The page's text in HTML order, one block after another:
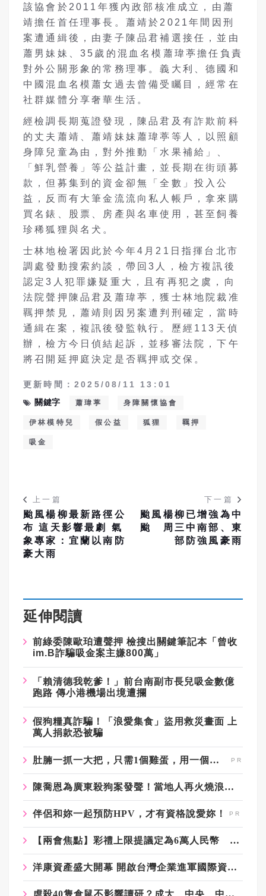
該協會於2011年獲內政部核准成立，由蕭
靖擔任首任理事長。蕭靖於2021年間因刑
案遭通緝後，由妻子陳品君補選接任，並由
蕭男妹妹、35歲的混血名模蕭瑋葶擔任負責
對外公關形象的常務理事。義大利、德國和
中國混血名模蕭女過去曾備受矚目，經常在
社群媒體分享奢華生活。
經檢調長期蒐證發現，陳品君及有詐欺前科
的丈夫蕭靖、蕭靖妹妹蕭瑋葶等人，以照顧
身障兒童為由，對外推動「水果補給」、
「鮮乳營養」等公益計畫，並長期在街頭募
款，但募集到的資金卻無「全數」投入公
益，反而有大筆金流流向私人帳戶，拿來購
買名錶、股票、房產與名車使用，甚至飼養
珍稀狐狸與名犬。
士林地檢署因此於今年4月21日指揮台北市
調處發動搜索約談，帶回3人，檢方複訊後
認定3人犯罪嫌疑重大，且有再犯之虞，向
法院聲押陳品君及蕭瑋葶，獲士林地院裁准
羈押禁見，蕭靖則因另案遭判刑確定，當時
通緝在案，複訊後發監執行。歷經113天偵
辦，檢方今日偵結起訴，並移審法院，下午
將召開延押庭決定是否羈押或交保。
更新時間：2025/08/11 13:01
關鍵字
蕭瑋葶 身障關懷協會
伊林模特兒 假公益 狐狸 羈押
吸金
上一篇
颱風楊柳最新路徑公
布 這天影響最劇 氣
象專家：宜蘭以南防
豪大雨
下一篇
颱風楊柳已增強為中
颱 周三中南部、東
部防強風豪雨
延伸閱讀
前綠委陳歐珀遭聲押 檢搜出關鍵筆記本「曾收
im.B詐騙吸金案主嫌800萬」
「賴清德我乾爹！」前台南副市長兒吸金數億
跑路 傳小港機場出境遭攔
假狗糧真詐騙！「浪愛集食」盜用救災畫面 上
萬人捐款恐被騙
肚腩一抓一大把，只需1個雞蛋，用一個瘦一個
陳喬恩為廣東殺狗案發聲！當地人再火燒浪犬 各地電視牆齊亮起「旺旺一家」
伴侶和妳一起預防HPV，才有資格說愛妳！
【兩會焦點】彩禮上限提議定為6萬人民幣 專家：執行有難度
洋康資產盛大開幕 開啟台灣企業進軍國際資本市場新篇章
虐殺40隻倉鼠不影響讀研？成大、中央、中山回應風波 網嘆：校譽不顧嗎